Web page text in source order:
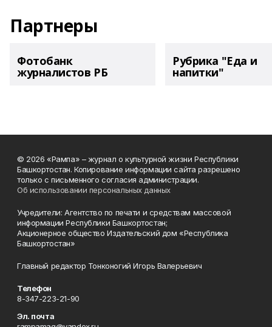
Партнеры
Фотобанк
журналистов РБ
Рубрика "Еда и
напитки"
© 2026 «Рампа» – журнал о культурной жизни Республики
Башкортостан. Копирование информации сайта разрешено
только с письменного согласия администрации.
Об использовании персональных данных
Учредители: Агентство по печати и средствам массовой
информации Республики Башкортостан;
Акционерное общество Издательский дом «Республика
Башкортостан»
Главный редактор Тонконогий Игорь Валерьевич
Телефон
8-347-223-21-90
Эл. почта